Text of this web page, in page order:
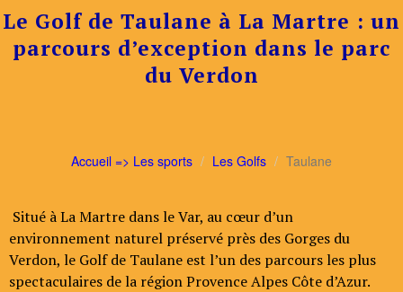
Le Golf de Taulane à La Martre : un
parcours d’exception dans le parc
du Verdon
Accueil => Les sports Les Golfs Taulane
Situé à La Martre dans le Var, au cœur d’un
environnement naturel préservé près des Gorges du
Verdon, le Golf de Taulane est l’un des parcours les plus
spectaculaires de la région Provence Alpes Côte d’Azur.